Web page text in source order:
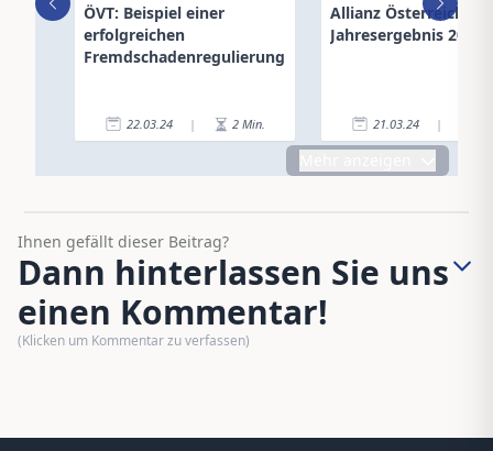
ÖVT: Beispiel einer
erfolgreichen
Fremdschadenregulierung
22.03.24 | 2 Min.
Allianz Österreich:
Jahresergebnis 2023
21.03.24 |
Ihnen gefällt dieser Beitrag?
Dann hinterlassen Sie uns
einen Kommentar!
(Klicken um Kommentar zu verfassen)